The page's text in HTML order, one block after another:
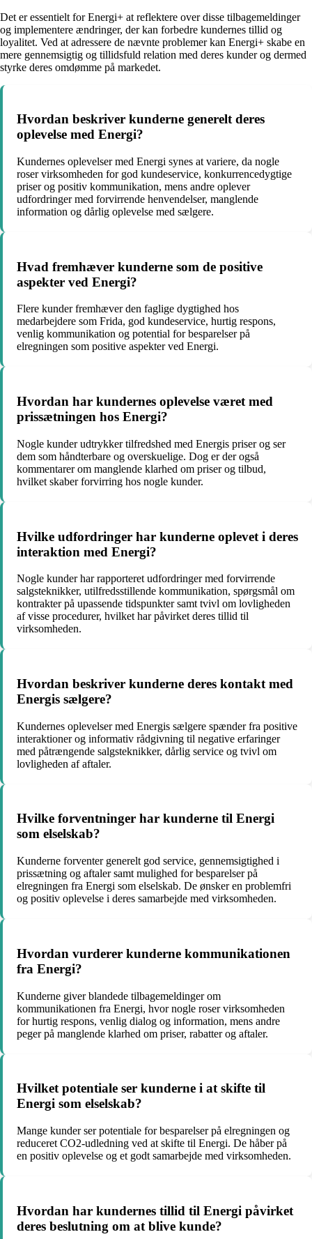
Det er essentielt for Energi+ at reflektere over disse tilbagemeldinger
og implementere ændringer, der kan forbedre kundernes tillid og
loyalitet. Ved at adressere de nævnte problemer kan Energi+ skabe en
mere gennemsigtig og tillidsfuld relation med deres kunder og dermed
styrke deres omdømme på markedet.
Hvordan beskriver kunderne generelt deres
oplevelse med Energi?
Kundernes oplevelser med Energi synes at variere, da nogle
roser virksomheden for god kundeservice, konkurrencedygtige
priser og positiv kommunikation, mens andre oplever
udfordringer med forvirrende henvendelser, manglende
information og dårlig oplevelse med sælgere.
Hvad fremhæver kunderne som de positive
aspekter ved Energi?
Flere kunder fremhæver den faglige dygtighed hos
medarbejdere som Frida, god kundeservice, hurtig respons,
venlig kommunikation og potential for besparelser på
elregningen som positive aspekter ved Energi.
Hvordan har kundernes oplevelse været med
prissætningen hos Energi?
Nogle kunder udtrykker tilfredshed med Energis priser og ser
dem som håndterbare og overskuelige. Dog er der også
kommentarer om manglende klarhed om priser og tilbud,
hvilket skaber forvirring hos nogle kunder.
Hvilke udfordringer har kunderne oplevet i deres
interaktion med Energi?
Nogle kunder har rapporteret udfordringer med forvirrende
salgsteknikker, utilfredsstillende kommunikation, spørgsmål om
kontrakter på upassende tidspunkter samt tvivl om lovligheden
af visse procedurer, hvilket har påvirket deres tillid til
virksomheden.
Hvordan beskriver kunderne deres kontakt med
Energis sælgere?
Kundernes oplevelser med Energis sælgere spænder fra positive
interaktioner og informativ rådgivning til negative erfaringer
med påtrængende salgsteknikker, dårlig service og tvivl om
lovligheden af aftaler.
Hvilke forventninger har kunderne til Energi
som elselskab?
Kunderne forventer generelt god service, gennemsigtighed i
prissætning og aftaler samt mulighed for besparelser på
elregningen fra Energi som elselskab. De ønsker en problemfri
og positiv oplevelse i deres samarbejde med virksomheden.
Hvordan vurderer kunderne kommunikationen
fra Energi?
Kunderne giver blandede tilbagemeldinger om
kommunikationen fra Energi, hvor nogle roser virksomheden
for hurtig respons, venlig dialog og information, mens andre
peger på manglende klarhed om priser, rabatter og aftaler.
Hvilket potentiale ser kunderne i at skifte til
Energi som elselskab?
Mange kunder ser potentiale for besparelser på elregningen og
reduceret CO2-udledning ved at skifte til Energi. De håber på
en positiv oplevelse og et godt samarbejde med virksomheden.
Hvordan har kundernes tillid til Energi påvirket
deres beslutning om at blive kunde?